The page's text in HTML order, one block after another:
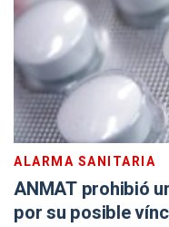
ALARMA SANITARIA
ANMAT prohibió
por su posible